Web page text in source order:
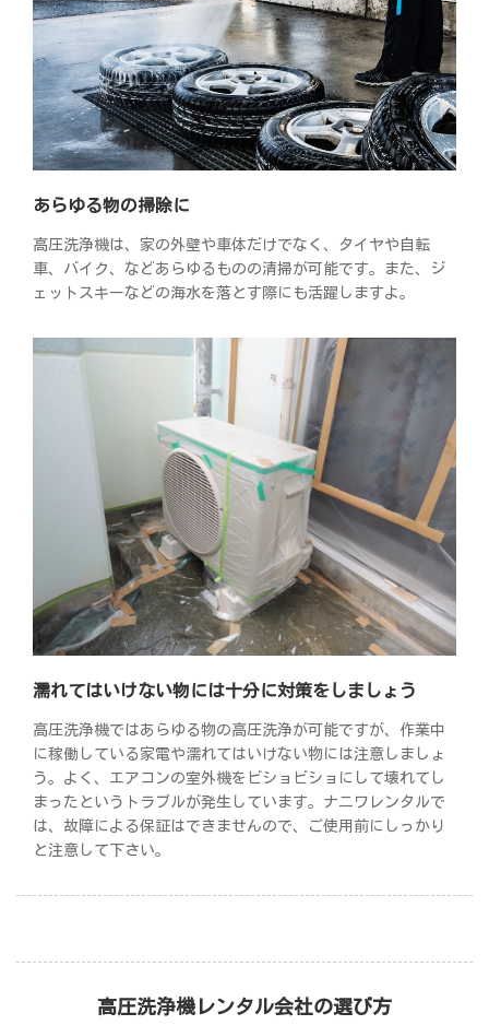
あらゆる物の掃除に
高圧洗浄機は、家の外壁や車体だけでなく、タイヤや自転
車、バイク、などあらゆるものの清掃が可能です。また、ジ
ェットスキーなどの海水を落とす際にも活躍しますよ。
濡れてはいけない物には十分に対策をしましょう
高圧洗浄機ではあらゆる物の高圧洗浄が可能ですが、作業中
に稼働している家電や濡れてはいけない物には注意しましょ
う。よく、エアコンの室外機をビショビショにして壊れてし
まったというトラブルが発生しています。ナニワレンタルで
は、故障による保証はできませんので、ご使用前にしっかり
と注意して下さい。
高圧洗浄機レンタル会社の選び方